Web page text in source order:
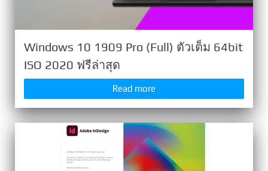
Windows 10 1909 Pro (Full) ตัวเต็ม 64bit
ISO 2020 ฟรีล่าสุด
Read more